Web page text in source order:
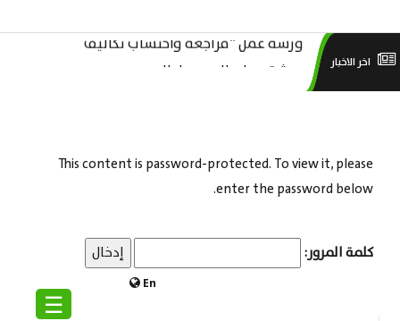
En
☰
التقديم الالكترونى
اخر الاخبار
ورشة عمل “مراجعة واحتساب تكاليف
ورشة عمل : العمـــــل الحـــــر
This content is password-protected. To view it, please
enter the password below.
كلمة المرور: